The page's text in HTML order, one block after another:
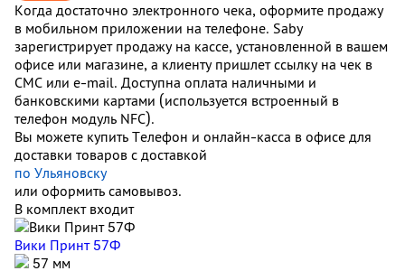
Когда достаточно электронного чека, оформите продажу
в мобильном приложении на телефоне. Saby
зарегистрирует продажу на кассе, установленной в вашем
офисе или магазине, а клиенту пришлет ссылку на чек в
СМС или e-mail. Доступна оплата наличными и
банковскими картами (используется встроенный в
телефон модуль NFC).
Вы можете купить Телефон и онлайн-касса в офисе для
доставки товаров с доставкой
по Ульяновску
или оформить самовывоз.
В комплект входит
Вики Принт 57Ф
57 мм